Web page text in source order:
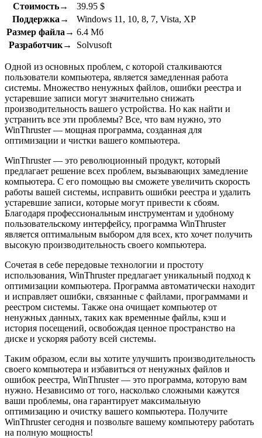
Стоимость→
39.95 $
Поддержка→
Windows 11, 10, 8, 7, Vista, XP
Размер файла→ 6.4 Мб
Разработчик→
Solvusoft
Одной из основных проблем, с которой сталкиваются
пользователи компьютера, является замедленная работа
системы. Множество ненужных файлов, ошибки реестра и
устаревшие записи могут значительно снижать
производительность вашего устройства. Но как найти и
устранить все эти проблемы? Все, что вам нужно, это
WinThruster — мощная программа, созданная для
оптимизации и чистки вашего компьютера.
WinThruster — это революционный продукт, который
предлагает решение всех проблем, вызывающих замедление
компьютера. С его помощью вы сможете увеличить скорость
работы вашей системы, исправить ошибки реестра и удалить
устаревшие записи, которые могут привести к сбоям.
Благодаря профессиональным инструментам и удобному
пользовательскому интерфейсу, программа WinThruster
является оптимальным выбором для всех, кто хочет получить
высокую производительность своего компьютера.
Сочетая в себе передовые технологии и простоту
использования, WinThruster предлагает уникальный подход к
оптимизации компьютера. Программа автоматически находит
и исправляет ошибки, связанные с файлами, программами и
реестром системы. Также она очищает компьютер от
ненужных данных, таких как временные файлы, кэш и
история посещений, освобождая ценное пространство на
диске и ускоряя работу всей системы.
Таким образом, если вы хотите улучшить производительность
своего компьютера и избавиться от ненужных файлов и
ошибок реестра, WinThruster — это программа, которую вам
нужно. Независимо от того, насколько сложными кажутся
ваши проблемы, она гарантирует максимальную
оптимизацию и очистку вашего компьютера. Получите
WinThruster сегодня и позвольте вашему компьютеру работать
на полную мощность!